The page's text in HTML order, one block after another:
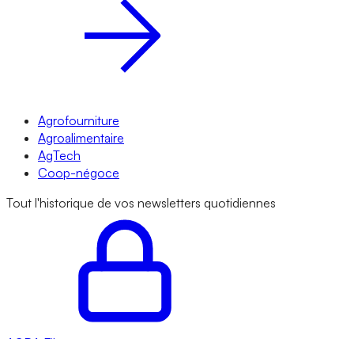
Agrofourniture
Agroalimentaire
AgTech
Coop-négoce
Tout l'historique de vos newsletters quotidiennes